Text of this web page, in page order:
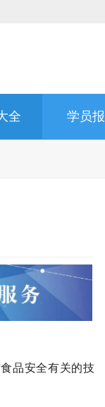
全 学员
品安全有关的技